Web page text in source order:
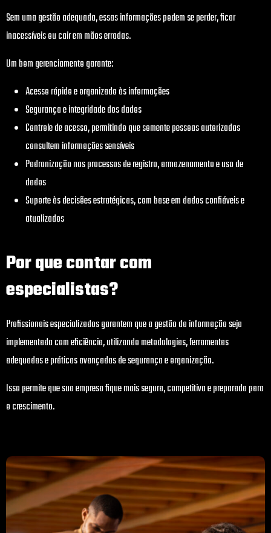
Sem uma gestão adequada, essas informações podem se perder, ficar
inacessíveis ou cair em mãos erradas.
Um bom gerenciamento garante:
Acesso rápido e organizado às informações
Segurança e integridade dos dados
Controle de acesso, permitindo que somente pessoas autorizadas
consultem informações sensíveis
Padronização nos processos de registro, armazenamento e uso de
dados
Suporte às decisões estratégicas, com base em dados confiáveis e
atualizados
Por que contar com
especialistas?
Profissionais especializados garantem que a gestão da informação seja
implementada com eficiência, utilizando metodologias, ferramentas
adequadas e práticas avançadas de segurança e organização.
Isso permite que sua empresa fique mais segura, competitiva e preparada para
o crescimento.